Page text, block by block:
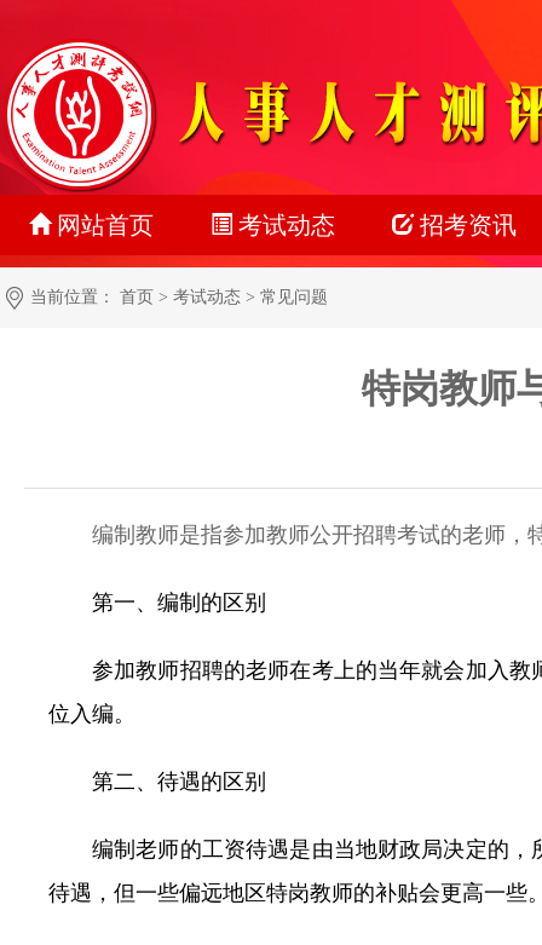
网站首页 考试动态
最新动态
名单公示
报考指南
招考资讯
教师系统
社会招聘
校园招聘
当前位置： 首页 > 考试动态 > 常见问题
特岗教师
编制教师是指参加教师公开招聘考试的老师，
第一、编制的区别
参加教师招聘的老师在考上的当年就会加入
位入编。
第二、待遇的区别
编制老师的工资待遇是由当地财政局决定的
待遇，但一些偏远地区特岗教师的补贴会更高一些